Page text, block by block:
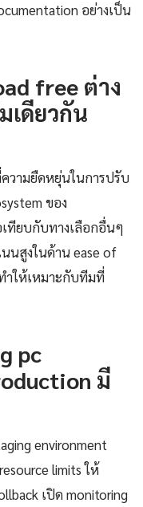
อย่างเป็น
free ต่าง
เดียวกัน
ความยืดหยุ่นในการปรับ
ของ
ทียบกับทางเลือกอื่นๆ
นนสูงในด้าน ease of
ำให้เหมาะกับทีมที่
pc
มี
environment
limits ให้
เปิด monitoring